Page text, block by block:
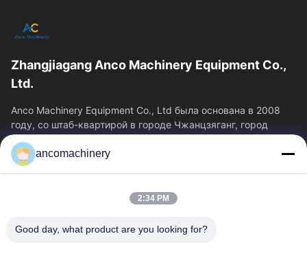
Zhangjiagang Anco Machinery Equipment Co.,
Ltd.
Anco Machinery Equipment Co., Ltd была основана в 2008
году, со штаб-квартирой в городе Чжанцзяганг, город
Сучжоу, провинция Цзянсу.
Быстрые Ссылки
О Компании
Наша Фабрика
Контроль Качества
ancomachinery
2:34 PM
Good day, what product are you looking for?